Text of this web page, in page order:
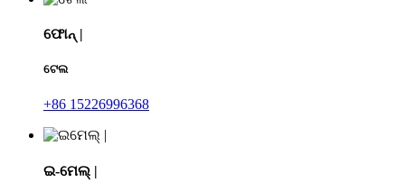
ଫୋନ୍ |
ଟେଲ
+86 15226996368
ଇ-ମେଲ୍ |